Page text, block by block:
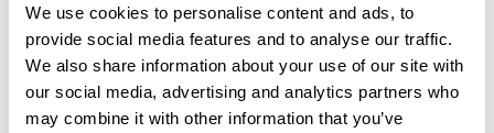
We use cookies to personalise content and ads, to
provide social media features and to analyse our traffic.
We also share information about your use of our site with
our social media, advertising and analytics partners who
may combine it with other information that you’ve